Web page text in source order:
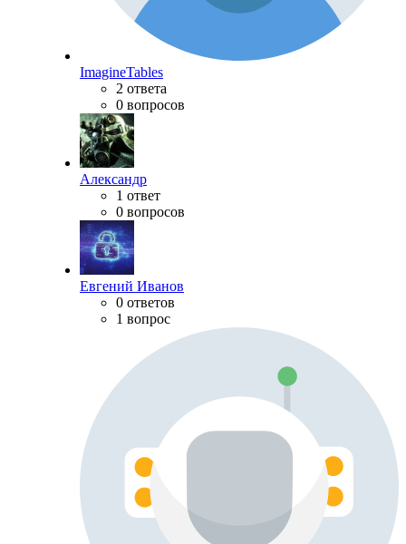
ImagineTables
2 ответа
0 вопросов
Александр
1 ответ
0 вопросов
Евгений Иванов
0 ответов
1 вопрос